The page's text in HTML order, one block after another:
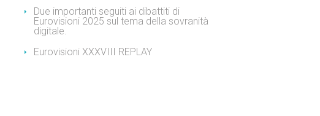
Due importanti seguiti ai dibattiti di
Eurovisioni 2025 sul tema della sovranità
digitale.
Eurovisioni XXXVIII REPLAY